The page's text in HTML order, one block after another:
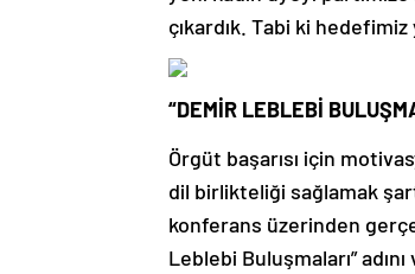
çıkardık. Tabi ki hedefimiz
“DEMİR LEBLEBİ
Örgüt başarısı için
dil birlikteliği sağlamak
konferans üzerinden
Leblebi Buluşmaları”